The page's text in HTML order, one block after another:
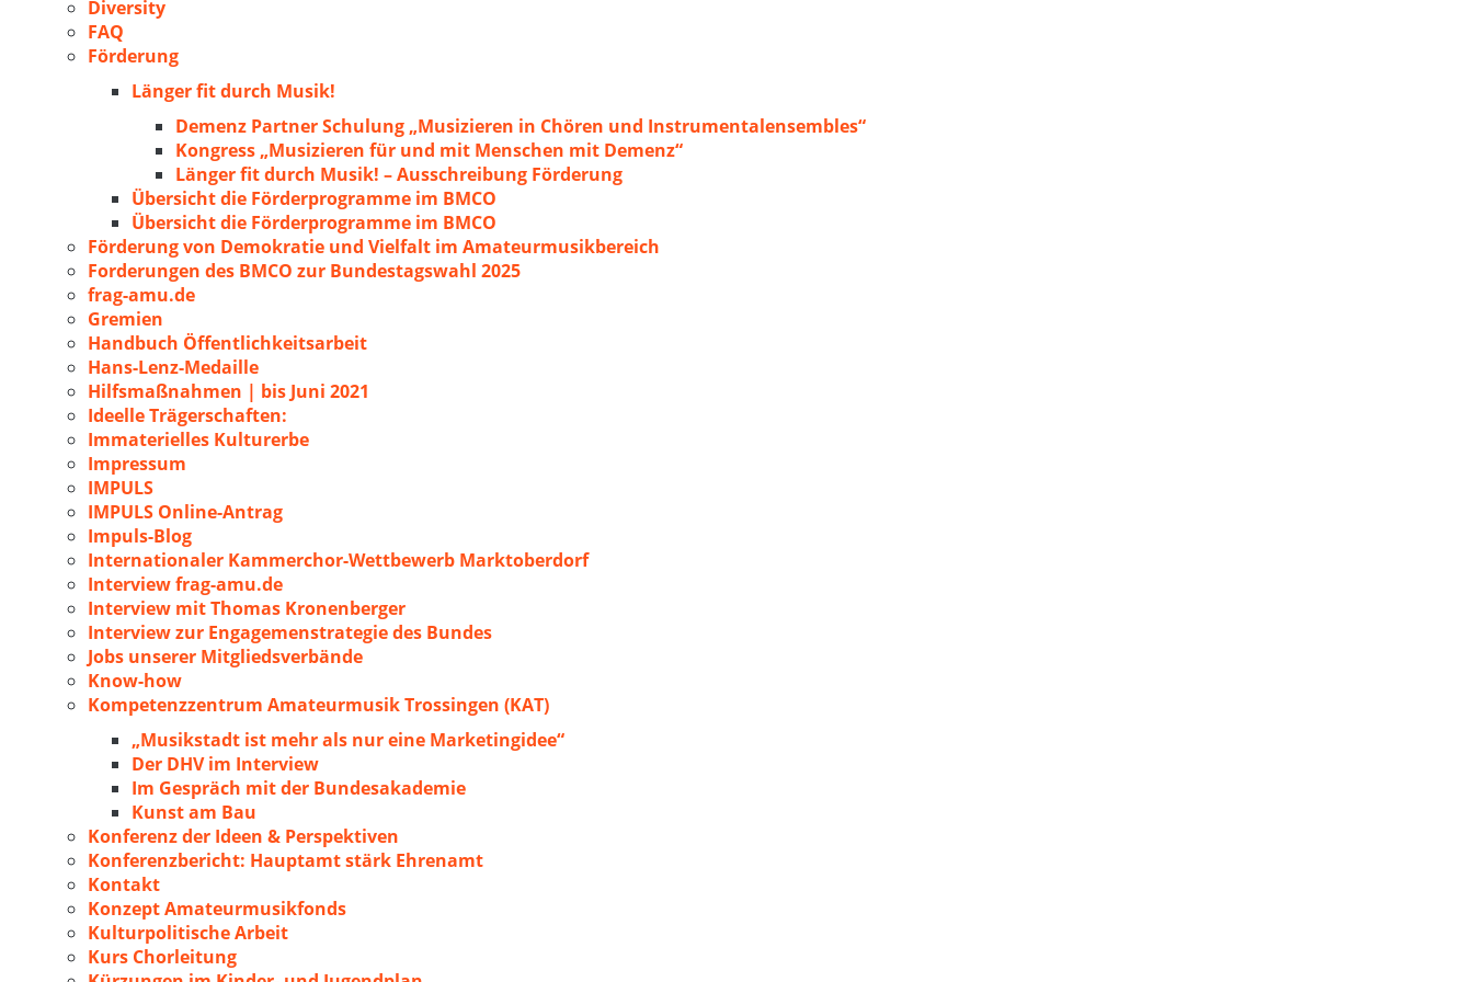
Diversity
FAQ
Förderung
Länger fit durch Musik!
Demenz Partner Schulung „Musizieren in Chören und Instrumentalensembles“
Kongress „Musizieren für und mit Menschen mit Demenz“
Länger fit durch Musik! – Ausschreibung Förderung
Übersicht die Förderprogramme im BMCO
Übersicht die Förderprogramme im BMCO
Förderung von Demokratie und Vielfalt im Amateurmusikbereich
Forderungen des BMCO zur Bundestagswahl 2025
frag-amu.de
Gremien
Handbuch Öffentlichkeitsarbeit
Hans-Lenz-Medaille
Hilfsmaßnahmen | bis Juni 2021
Ideelle Trägerschaften:
Immaterielles Kulturerbe
Impressum
IMPULS
IMPULS Online-Antrag
Impuls-Blog
Internationaler Kammerchor-Wettbewerb Marktoberdorf
Interview frag-amu.de
Interview mit Thomas Kronenberger
Interview zur Engagemenstrategie des Bundes
Jobs unserer Mitgliedsverbände
Know-how
Kompetenzzentrum Amateurmusik Trossingen (KAT)
„Musikstadt ist mehr als nur eine Marketingidee“
Der DHV im Interview
Im Gespräch mit der Bundesakademie
Kunst am Bau
Konferenz der Ideen & Perspektiven
Konferenzbericht: Hauptamt stärk Ehrenamt
Kontakt
Konzept Amateurmusikfonds
Kulturpolitische Arbeit
Kurs Chorleitung